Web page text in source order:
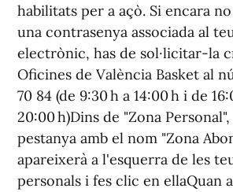
habilitats per a açò. Si encara
una contrasenya associada al
electrònic, has de sol·licitar-la
Oficines de València Basket al
70 84 (de 9:30 h a 14:00 h i de
20:00 h)Dins de "Zona
pestanya amb el nom "Zona
apareixerà a l'esquerra de les
personals i fes clic en ellaQuan